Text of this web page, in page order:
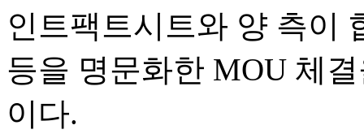
인트팩트시트와 양 측이
등을 명문화한 MOU 체
이다.